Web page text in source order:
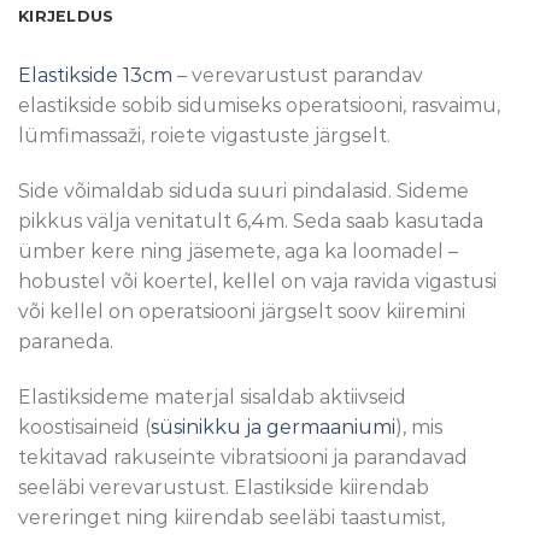
KIRJELDUS
Elastikside 13cm – verevarustust parandav
elastikside sobib sidumiseks operatsiooni, rasvaimu,
lümfimassaži, roiete vigastuste järgselt.
Side võimaldab siduda suuri pindalasid. Sideme
pikkus välja venitatult 6,4m. Seda saab kasutada
ümber kere ning jäsemete, aga ka loomadel –
hobustel või koertel, kellel on vaja ravida vigastusi
või kellel on operatsiooni järgselt soov kiiremini
paraneda.
Elastiksideme materjal sisaldab aktiivseid
koostisaineid (süsinikku ja germaaniumi), mis
tekitavad rakuseinte vibratsiooni ja parandavad
seeläbi verevarustust. Elastikside kiirendab
vereringet ning kiirendab seeläbi taastumist,